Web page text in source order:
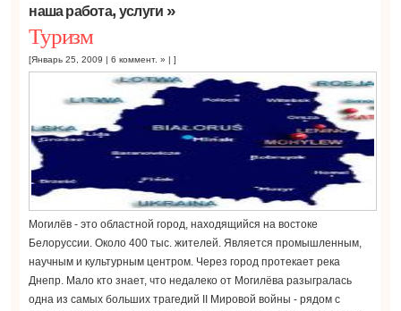
наша работа, услуги »
Туризм
[Январь 25, 2009 |6 коммент. » | ]
Могилёв - это областной город, находящийся на востоке
Белоруссии. Около 400 тыс. жителей. Является промышленным,
научным и культурным центром. Через город протекает река
Днепр. Мало кто знает, что недалеко от Могилёва разыгралась
одна из самых больших трагедий II Мировой войны - рядом с